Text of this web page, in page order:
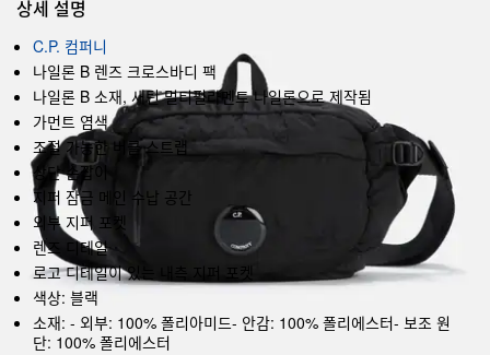
상세 설명
C.P. 컴퍼니
나일론 B 렌즈 크로스바디 팩
나일론 B 소재, 새틴 멀티필라멘트 나일론으로 제작됨
가먼트 염색
조절 가능한 버클 스트랩
상단 손잡이
지퍼 잠금 메인 수납 공간
외부 지퍼 포켓
렌즈 디테일
로고 디테일이 있는 내측 지퍼 포켓
색상: 블랙
소재: - 외부: 100% 폴리아미드- 안감: 100% 폴리에스터- 보조 원
단: 100% 폴리에스터